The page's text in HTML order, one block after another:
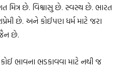
મિત્ર છે. વિશ્વાસુ છે. સ્વસ્થ છે. ભારત
છે. અને કોઈપણ ધર્મ માટે જરા
છે.
ભાવના ભડકાવવા માટે નથી જ